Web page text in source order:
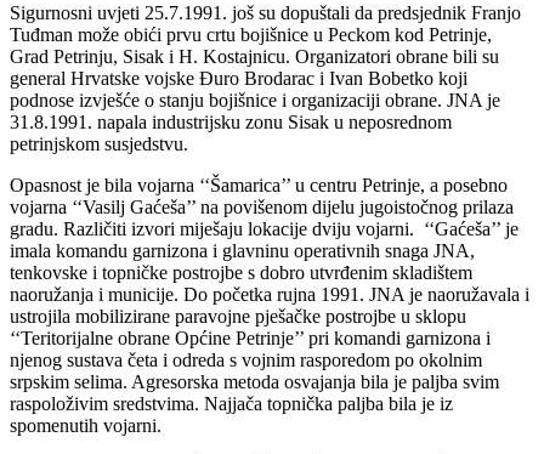
Sigurnosni uvjeti 25.7.1991. još su dopuštali da predsjednik Franjo
Tuđman može obići prvu crtu bojišnice u Peckom kod Petrinje,
Grad Petrinju, Sisak i H. Kostajnicu. Organizatori obrane bili su
general Hrvatske vojske Đuro Brodarac i Ivan Bobetko koji
podnose izvješće o stanju bojišnice i organizaciji obrane. JNA je
31.8.1991. napala industrijsku zonu Sisak u neposrednom
petrinjskom susjedstvu.
Opasnost je bila vojarna ‘‘Šamarica’’ u centru Petrinje, a posebno
vojarna ‘‘Vasilj Gaćeša’’ na povišenom dijelu jugoistočnog prilaza
gradu. Različiti izvori miješaju lokacije dviju vojarni. ‘‘Gaćeša’’ je
imala komandu garnizona i glavninu operativnih snaga JNA,
tenkovske i topničke postrojbe s dobro utvrđenim skladištem
naoružanja i municije. Do početka rujna 1991. JNA je naoružavala i
ustrojila mobilizirane paravojne pješačke postrojbe u sklopu
‘‘Teritorijalne obrane Općine Petrinje’’ pri komandi garnizona i
njenog sustava četa i odreda s vojnim rasporedom po okolnim
srpskim selima. Agresorska metoda osvajanja bila je paljba svim
raspoloživim sredstvima. Najjača topnička paljba bila je iz
spomenutih vojarni.